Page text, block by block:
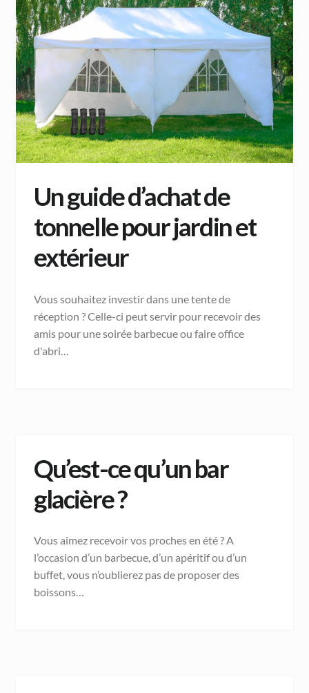
Un guide d’achat de
tonnelle pour jardin et
extérieur
Vous souhaitez investir dans une tente de
réception ? Celle-ci peut servir pour recevoir des
amis pour une soirée barbecue ou faire office
d'abri…
Qu’est-ce qu’un bar
glacière ?
Vous aimez recevoir vos proches en été ? A
l’occasion d’un barbecue, d’un apéritif ou d’un
buffet, vous n’oublierez pas de proposer des
boissons…